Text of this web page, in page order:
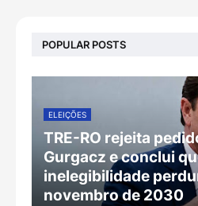
POPULAR POSTS
ELEIÇÕES
TRE-RO rejeita
Gurgacz e conclui
inelegibilidade
novembro de 2030